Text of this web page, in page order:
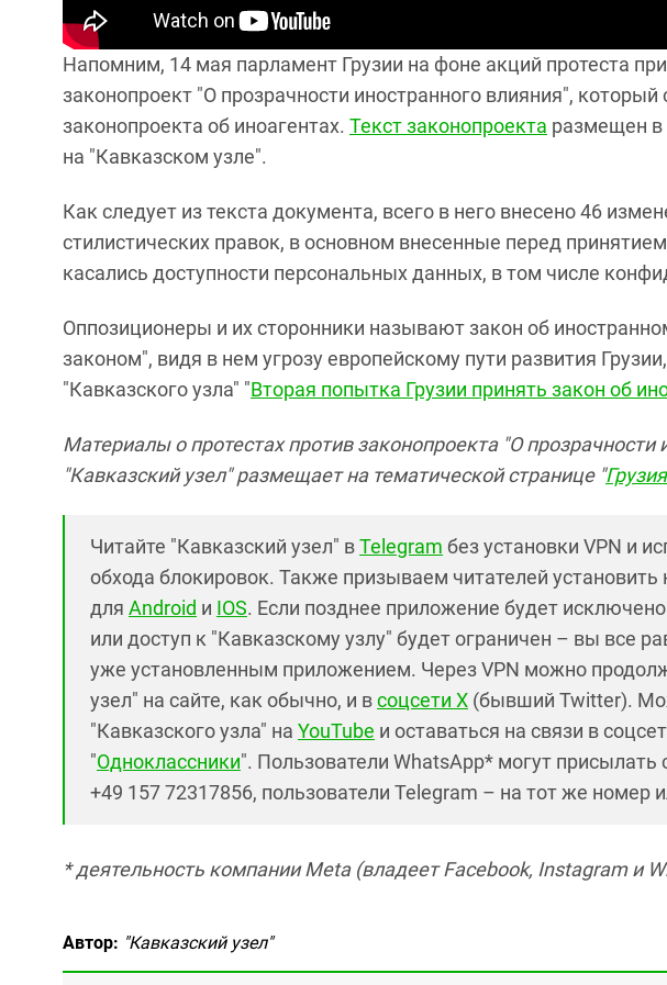
Напомним, 14 мая парламент Грузии на фоне акций протеста
законопроект "О прозрачности иностранного влияния", который
законопроекта об иноагентах. Текст законопроекта размещен
на "Кавказском узле".
Как следует из текста документа, всего в него внесено 46
стилистических правок, в основном внесенные перед
касались доступности персональных данных, в том числе
Оппозиционеры и их сторонники называют закон об
законом", видя в нем угрозу европейскому пути развития
"Кавказского узла" "Вторая попытка Грузии принять закон об
Материалы о протестах против законопроекта "О прозрачности
"Кавказский узел" размещает на тематической странице "
Читайте "Кавказский узел" вTelegram без установки VPN и
обхода блокировок. Также призываем читателей
для Android и IOS. Если позднее приложение будет
или доступ к "Кавказскому узлу" будет ограничен – вы все
уже установленным приложением. Через VPN можно
узел" на сайте, как обычно, и всоцсети X (бывший Twitter).
"Кавказского узла" на YouTube и оставаться на связи в
"Одноклассники". Пользователи WhatsApp* могут
+49 157 72317856, пользователи Telegram – на тот же номер
* деятельность компании Meta (владеет Facebook, Instagram и
Автор: "Кавказский узел"